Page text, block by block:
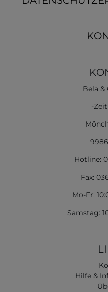
Bela &
-
Hotline:
Fax:
Mo-Fr:
Samstag:
Hilfe &